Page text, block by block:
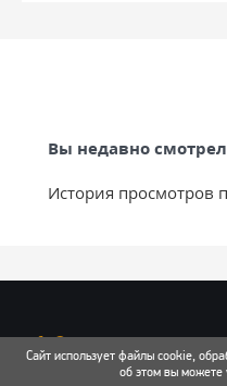
Вы недавно
История просмотров
info@mixtcar.ru
Почта для связи
Сайт использует файлы cookie,
об этом вы можете